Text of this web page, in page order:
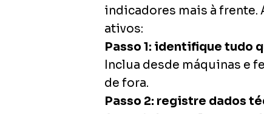
indicadores mais à frente.
ativos:
Passo 1: identifique tudo
Inclua desde máquinas e
de fora.
Passo 2: registre dados